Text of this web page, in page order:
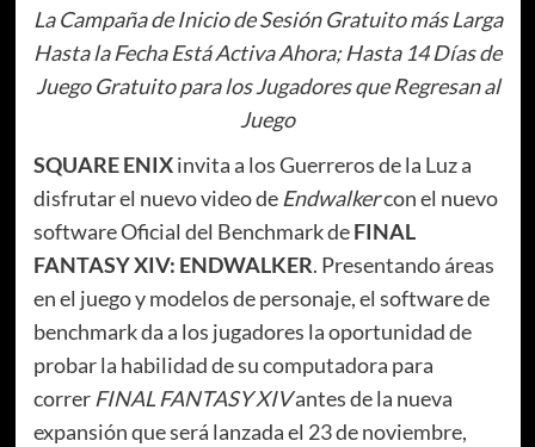
La Campaña de Inicio de Sesión Gratuito más Larga
Hasta la Fecha Está Activa Ahora; Hasta 14 Días de
Juego Gratuito para los Jugadores que Regresan al
Juego
SQUARE ENIXinvita a los Guerreros de la Luz a
disfrutar el nuevo video de Endwalkercon el nuevo
software Oficial del Benchmark deFINAL
FANTASY XIV: ENDWALKER. Presentando áreas
en el juego y modelos de personaje, el software de
benchmark da a los jugadores la oportunidad de
probar la habilidad de su computadora para
correr FINAL FANTASY XIVantes de la nueva
expansión que será lanzada el 23 de noviembre,